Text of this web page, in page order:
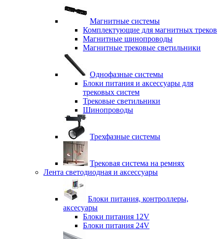
Магнитные системы
Комплектующие для магнитных треков
Магнитные шинопроводы
Магнитные трековые светильники
Однофазные системы
Блоки питания и аксессуары для
трековых систем
Трековые светильники
Шинопроводы
Трехфазные системы
Трековая система на ремнях
Лента светодиодная и аксессуары
Блоки питания, контроллеры,
аксесуары
Блоки питания 12V
Блоки питания 24V